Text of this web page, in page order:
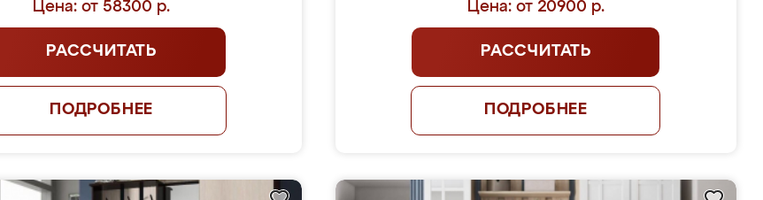
Цена: от 58300 р.
РАССЧИТАТЬ
ПОДРОБНЕЕ
Цена: от 20900 р.
РАССЧИТАТЬ
ПОДРОБНЕЕ